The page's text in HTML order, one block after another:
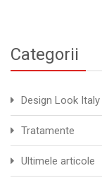
Categorii
Design Look Italy
Tratamente
Ultimele articole